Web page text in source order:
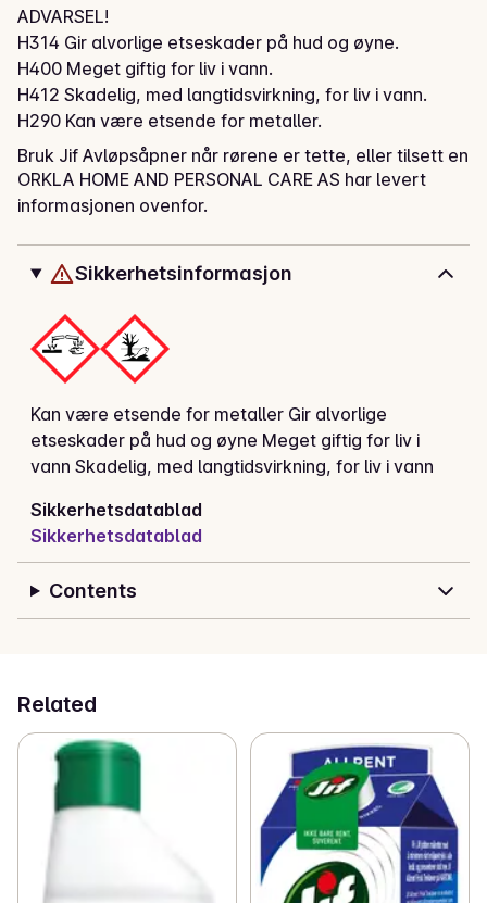
ADVARSEL!
H314 Gir alvorlige etseskader på hud og øyne.
H400 Meget giftig for liv i vann.
H412 Skadelig, med langtidsvirkning, for liv i vann.
H290 Kan være etsende for metaller.
Bruk Jif Avløpsåpner når rørene er tette, eller tilsett en
klunk for vedlikehold. Avløpsåpneren er effektiv mot
tette rør og en ekspert på å løse opp hårrester. Den er
at produktet kun skal brukes til tette rør, og ikke i
toalett.
ORKLA HOME AND PERSONAL CARE AS har levert
informasjonen ovenfor.
Sikkerhetsinformasjon
Kan være etsende for metaller Gir alvorlige
etseskader på hud og øyne Meget giftig for liv i
vann Skadelig, med langtidsvirkning, for liv i vann
Sikkerhetsdatablad
Sikkerhetsdatablad
Contents
Related